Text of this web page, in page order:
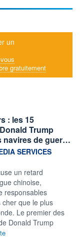
un
gratuitement
: les 15
Trump
navires de guer…
SERVICES
un retard
chinoise,
responsables
cher que le plus
Le premier des
Donald Trump